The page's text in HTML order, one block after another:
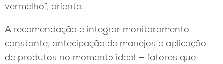
vermelho”, orienta.
A recomendação é integrar monitoramento
constante, antecipação de manejos e aplicação
de produtos no momento ideal — fatores que